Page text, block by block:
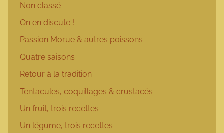
Non classé
On en discute !
Passion Morue & autres poissons
Quatre saisons
Retour à la tradition
Tentacules, coquillages & crustacés
Un fruit, trois recettes
Un légume, trois recettes